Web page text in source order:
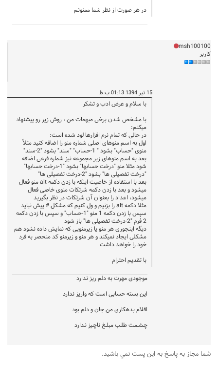
در هر صورت از نظر شما ممنونم
msh100100
کاربر
15 تیر 1394 01:13 ب.ظ
با سلام و عرض ادب و تشکر
با مشخص شدن برخی مبهمات من ، روش زیر رو پیشنهاد
میکنم:
در حالی که تمام نرم افزارها لود شده است:
اول به اسم منوهای اصلی شماره منو را اضافه کنید مثلاً
منوی "حساب" بشود " 1-حساب" "سند" بشود "2-سند"
بعد به اسم منوهای زیر مجموعه نیز شماره فرعی اضافه
شود مثلا منو "درخت حسابها" بشود "1-درخت حسابها"
"درخت تفصیلی ها" بشود "2-درخت تفصیلی ها"
بعد با استفاده از خاصیت اینکه با زدن دکمه alt منو فعال
میشود و بعد با زدن دکمه شرتکات منوی خاصی فعال
میشود، اعداد را بعنوان آن شرتکات در نظر بگیرید
مثلا دکمه alt را بزنیم و ول کنیم که مشکل # پیش نیاید
سپس با زدن دکمه 1 منو "1-حساب" و سپس با زدن دکمه
2 فرم "2-درخت تفصیلی ها" باز شود
دیگه اینجوری هر منو یا زیرمنویی که نمایش داده نشود هم
مشکلی ایجاد نمیکند و هر منو و زیرمنو کد منحصر به فرد
خود را خواهد داشت
با تقدیم احترام
موجودی مهرت به دلم ریز ندارد
این بسته حسابی است که واریز ندارد
اقلام بدهکاری من جان و دلم بود
چـشــمـت طلــب مبلــغ ناچـیز نـدارد
شما مجاز به پاسخ به اين پست نمي باشيد.